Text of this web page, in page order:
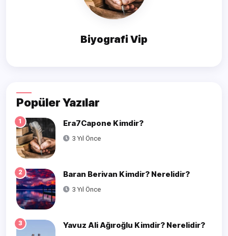
Biyografi Vip
Popüler Yazılar
1 Era7Capone Kimdir?
3 Yıl Önce
2 Baran Berivan Kimdir? Nerelidir?
3 Yıl Önce
3 Yavuz Ali Ağıroğlu Kimdir? Nerelidir?